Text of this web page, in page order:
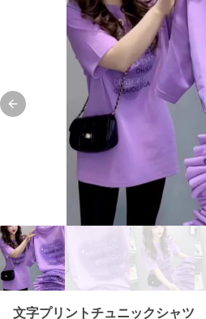
Previous slide
文字プリントチュニックシャツ